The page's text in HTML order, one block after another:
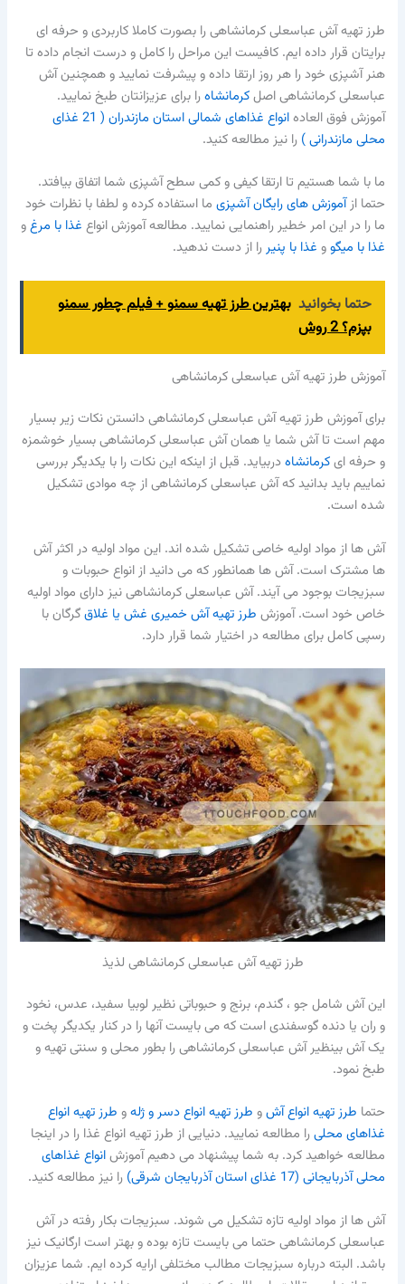
طرز تهیه آش عباسعلی کرمانشاهی را بصورت کاملا کاربردی و حرفه ای
برایتان قرار داده ایم. کافیست این مراحل را کامل و درست انجام داده تا
هنر آشپزی خود را هر روز ارتقا داده و پیشرفت نمایید و همچنین آش
عباسعلی کرمانشاهی اصلکرمانشاهرا برای عزیزانتان طبخ نمایید.
آموزش فوق العاده
انواع غذاهای شمالی استان مازندران ( 21 غذای
محلی مازندرانی ) را نیز مطالعه کنید.
ما با شما هستیم تا ارتقا کیفی و کمی سطح آشپزی شما اتفاق بیافتد.
حتما ازآموزش های رایگان آشپزی ما استفاده کرده و لطفا با نظرات خود
ما را در این امر خطیر راهنمایی نمایید. مطالعه آموزش انواع غذا با مرغو
غذا با میگوو غذا با پنیررا از دست ندهید.
حتما بخوانید بهترین طرز تهیه سمنو + فیلم چطور سمنو
بپزم؟ 2 روش
آموزش طرز تهیه آش عباسعلی کرمانشاهی
برای آموزش طرز تهیه آش عباسعلی کرمانشاهی دانستن نکات زیر بسیار
مهم است تا آش شما یا همان آش عباسعلی کرمانشاهی بسیار خوشمزه
و حرفه ایکرمانشاهدربیاید. قبل از اینکه این نکات را با یکدیگر بررسی
نماییم باید بدانید که آش عباسعلی کرمانشاهی از چه موادی تشکیل
شده است.
آش ها از مواد اولیه خاصی تشکیل شده اند. این مواد اولیه در اکثر آش
ها مشترک است. آش ها همانطور که می دانید از انواع حبوبات و
سبزیجات بوجود می آیند. آش عباسعلی کرمانشاهی نیز دارای مواد اولیه
خاص خود است. آموزش طرز تهیه آش خمیری غش یا غلاقگرگان با
رسپی کامل برای مطالعه در اختیار شما قرار دارد.
طرز تهیه آش عباسعلی کرمانشاهی لذیذ
این آش شامل جو ، گندم، برنج و حبوباتی نظیر لوبیا سفید، عدس، نخود
و ران یا دنده گوسفندی است که می بایست آنها را در کنار یکدیگر پخت و
یک آش بینظیر آش عباسعلی کرمانشاهی را بطور محلی و سنتی تهیه و
طبخ نمود.
حتما طرز تهیه انواع آشو طرز تهیه انواع دسر و ژلهو طرز تهیه انواع
غذاهای محلیرا مطالعه نمایید. دنیایی از طرز تهیه انواع غذا را در اینجا
مطالعه خواهید کرد. به شما پیشنهاد می دهیم آموزشانواع غذاهای
محلی آذربایجانی (17 غذای استان آذربایجان شرقی)
را نیز مطالعه کنید.
آش ها از مواد اولیه تازه تشکیل می شوند. سبزیجات بکار رفته در آش
عباسعلی کرمانشاهی حتما می بایست تازه بوده و بهتر است ارگانیک نیز
باشد. البته درباره سبزیجات مطالب مختلفی ارایه کرده ایم. شما عزیزان